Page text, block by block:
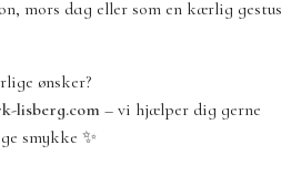
mors dag eller som en kærlig gestus
ønsker?
lisberg.com – vi hjælper dig gerne
smykke ✨